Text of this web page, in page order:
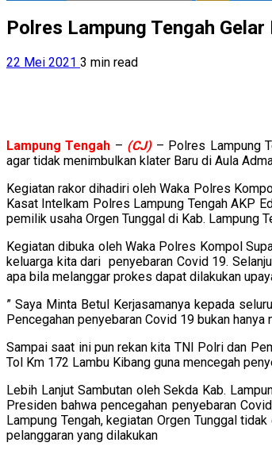
Polres Lampung Tengah
22 Mei 2021 3 min read
Lampung Tengah – (CJ)– Polres Lampung
agar tidak menimbulkan klater Baru di Aula
Kegiatan rakor dihadiri oleh Waka Polres
Kasat Intelkam Polres Lampung Tengah AKP
pemilik usaha Orgen Tunggal di Kab. Lampung
Kegiatan dibuka oleh Waka Polres Kompol
keluarga kita dari penyebaran Covid 19.
apa bila melanggar prokes dapat dilakukan
” Saya Minta Betul Kerjasamanya kepada
Pencegahan penyebaran Covid 19 bukan
Sampai saat ini pun rekan kita TNI Polri dan
Tol Km 172 Lambu Kibang guna mencegah
Lebih Lanjut Sambutan oleh Sekda Kab.
Presiden bahwa pencegahan penyebaran
Lampung Tengah, kegiatan Orgen Tunggal
pelanggaran yang dilakukan